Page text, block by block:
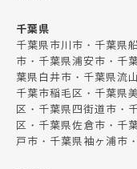
千葉県
千葉県市川市・千葉県
市・千葉県浦安市・千
葉県白井市・千葉県流
千葉市稲毛区・千葉県
区・千葉県四街道市・
区・千葉県佐倉市・千
戸市・千葉県袖ヶ浦市